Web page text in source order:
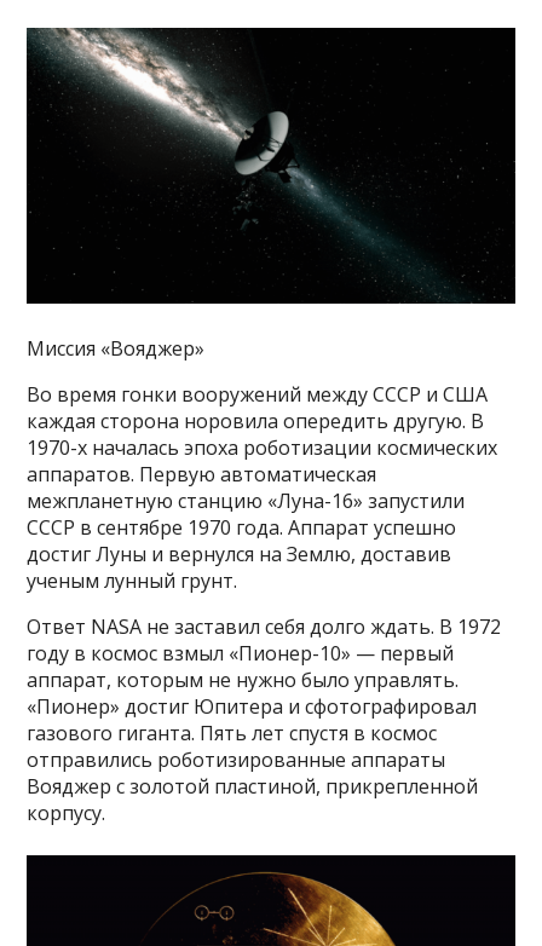
Миссия «Вояджер»
Во время гонки вооружений между СССР и США
каждая сторона норовила опередить другую. В
1970-х началась эпоха роботизации космических
аппаратов. Первую автоматическая
межпланетную станцию «Луна-16» запустили
СССР в сентябре 1970 года. Аппарат успешно
достиг Луны и вернулся на Землю, доставив
ученым лунный грунт.
Ответ NASA не заставил себя долго ждать. В 1972
году в космос взмыл «Пионер-10» — первый
аппарат, которым не нужно было управлять.
«Пионер» достиг Юпитера и сфотографировал
газового гиганта. Пять лет спустя в космос
отправились роботизированные аппараты
Вояджер с золотой пластиной, прикрепленной
корпусу.